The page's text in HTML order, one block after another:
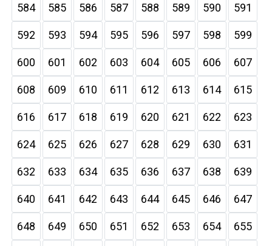
584 585 586 587 588 589 590 591
592 593 594 595 596 597 598 599
600 601 602 603 604 605 606 607
608 609 610 611 612 613 614 615
616 617 618 619 620 621 622 623
624 625 626 627 628 629 630 631
632 633 634 635 636 637 638 639
640 641 642 643 644 645 646 647
648 649 650 651 652 653 654 655